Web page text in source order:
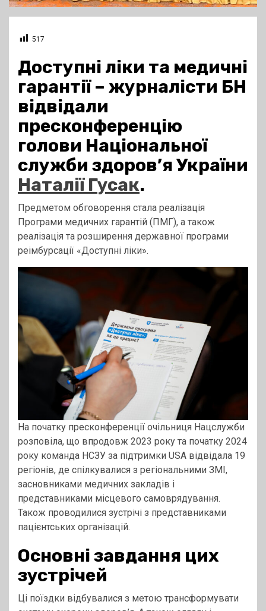
517
Доступні ліки та медичні
гарантії – журналісти БН
відвідали
пресконференцію
голови Національної
служби здоров’я України
Наталії Гусак.
Предметом обговорення стала реалізація
Програми медичних гарантій (ПМГ), а також
реалізація та розширення державної програми
реімбурсації «Доступні ліки».
На початку пресконференції очільниця Нацслужби
розповіла, що впродовж 2023 року та початку 2024
року команда НСЗУ за підтримки USA відвідала 19
регіонів, де спілкувалися з регіональними ЗМІ,
засновниками медичних закладів і
представниками місцевого самоврядування.
Також проводилися зустрічі з представниками
пацієнтських організацій.
Основні завдання цих
зустрічей
Ці поїздки відбувалися з метою трансформувати